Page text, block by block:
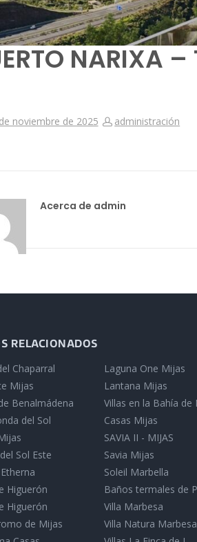
NARIXA
noviembre de 2025 administración
Acerca de admin
RELACIONADOS
Chaparral
Mijas
Benalmádena
del Sol
Sol Este
Higuerón
Higuerón
de Mijas
Laguna One Mijas
Lantana Mijas
Villas en la Bahía de
Casas Mijas
SAVIA II - MIJAS
Savia Mijas
Soleil Marbella
Baños termales de
Villa Marbesa
Villa Natura Marbesa